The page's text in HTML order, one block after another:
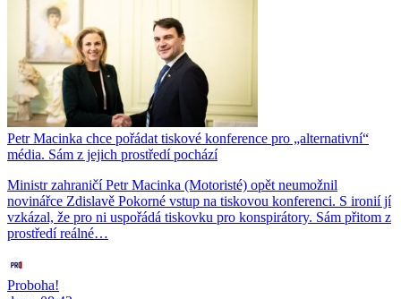
Petr Macinka chce pořádat tiskové konference pro „alternativní“
média. Sám z jejich prostředí pochází
Ministr zahraničí Petr Macinka (Motoristé) opět neumožnil
novinářce Zdislavě Pokorné vstup na tiskovou konferenci. S ironií jí
vzkázal, že pro ni uspořádá tiskovku pro konspirátory. Sám přitom z
prostředí reálné…
Proboha!